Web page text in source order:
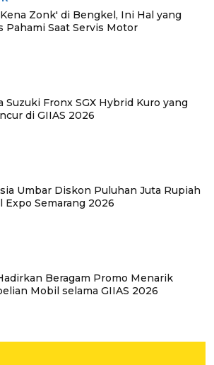
Zonk' di Bengkel, Ini Hal yang
Pahami Saat Servis Motor
Suzuki Fronx SGX Hybrid Kuro yang
di GIIAS 2026
Umbar Diskon Puluhan Juta Rupiah
Semarang 2026
Beragam Promo Menarik
Mobil selama GIIAS 2026